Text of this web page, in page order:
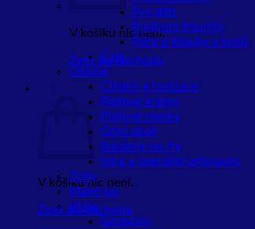
V košíku nic není.
Zpět do obchodu
V košíku nic není.
Zpět do obchodu
Pro děti
Podpora Imunity
Péče o klouby a kosti
Čaje
Obličej
Čištění a tonizace
Pleťové krémy
Pleťové masky
Oční okolí
Balzámy na rty
Séra a speciální přípravky
Zuby
Make-up
Vlasy
Šampóny